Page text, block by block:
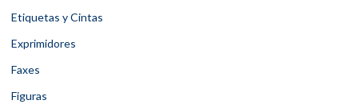
Etiquetas y Cintas
Exprimidores
Faxes
Figuras